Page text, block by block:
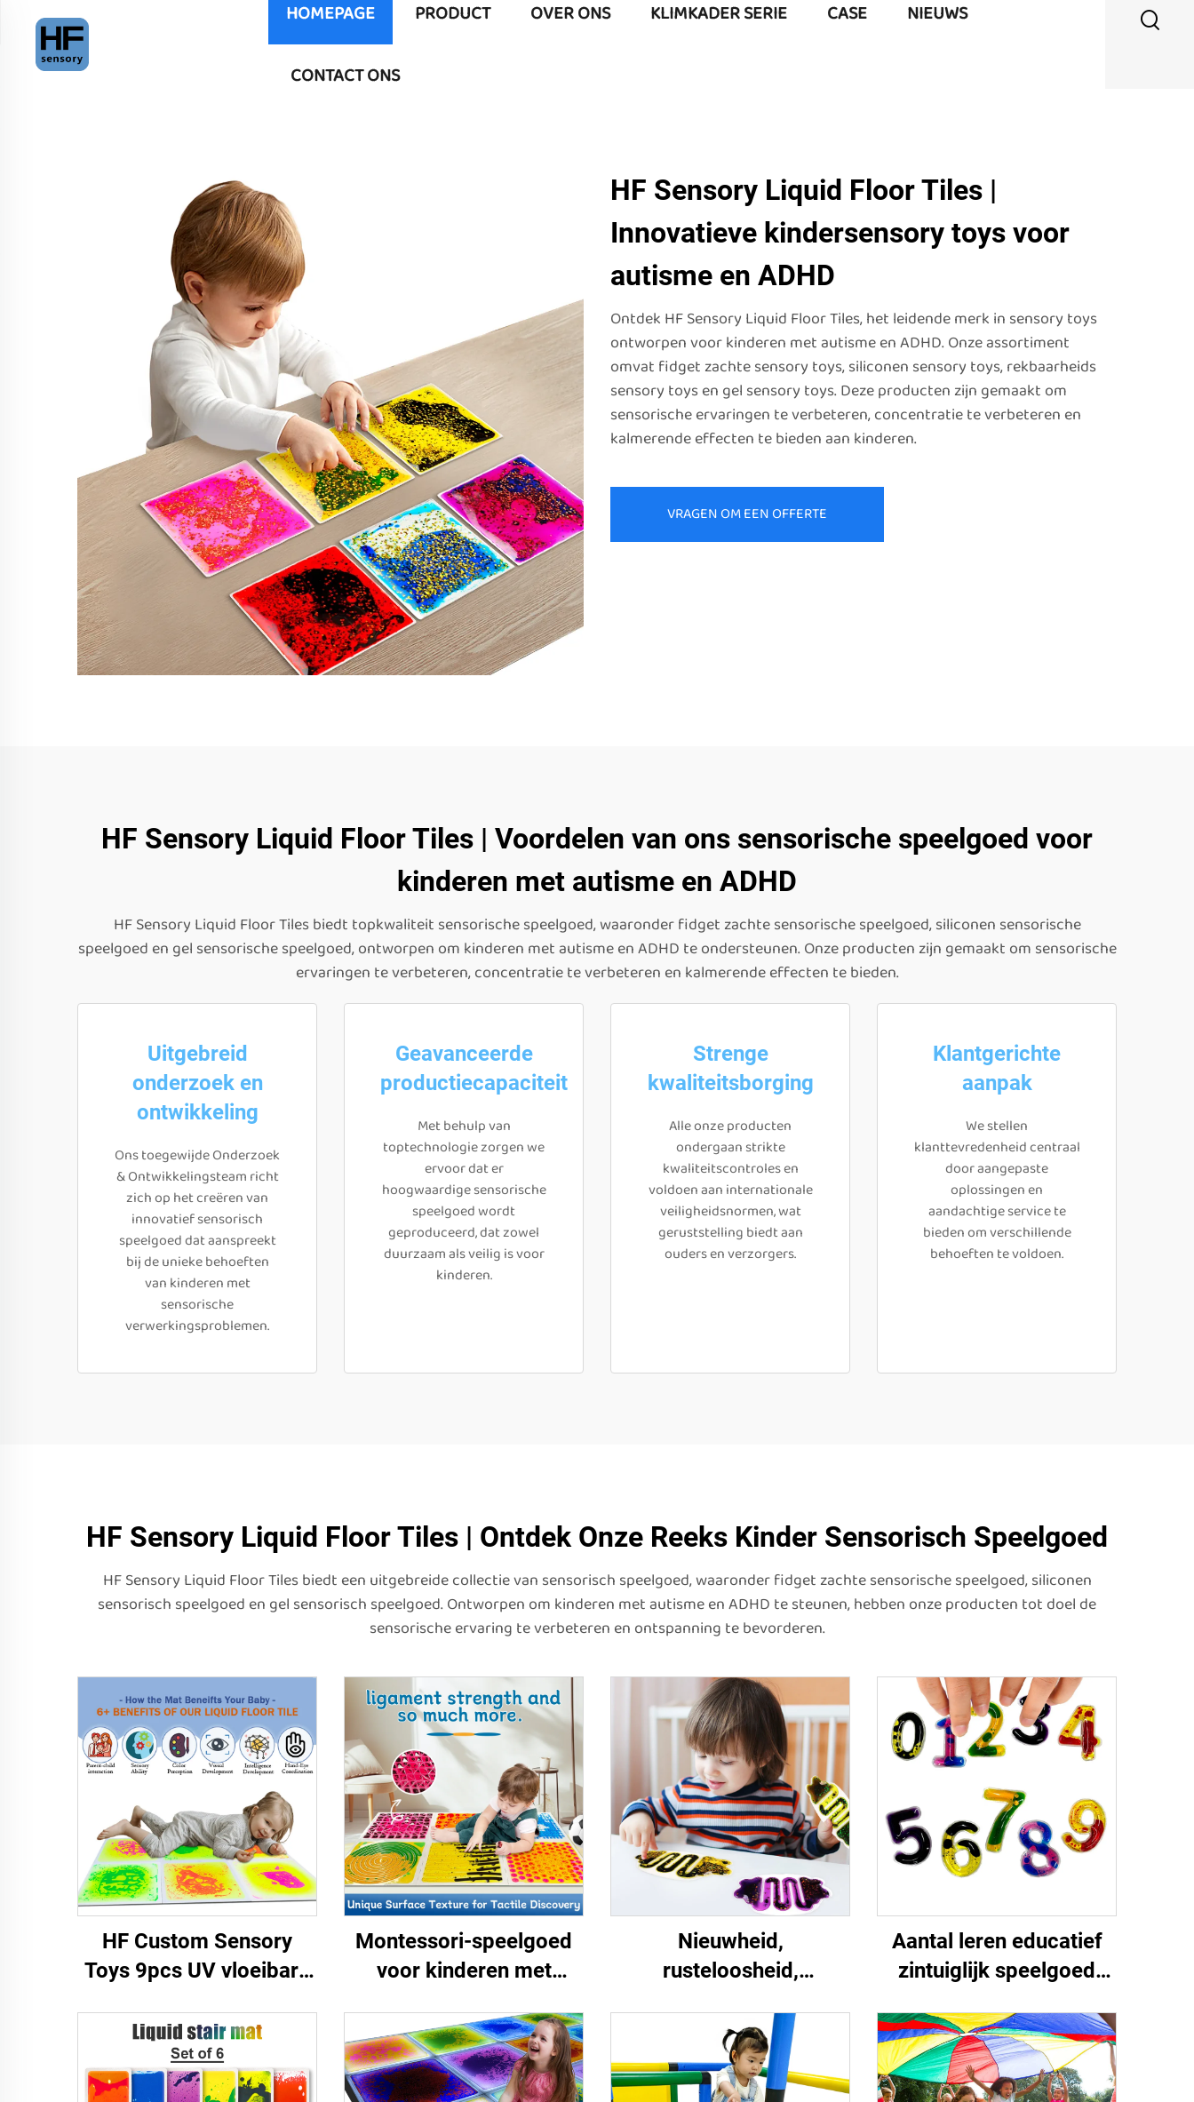
HOMEPAGE PRODUCT OVER ONS KLIMKADER SERIE CASE NIEUWS
CONTACT ONS
HF Sensory Liquid Floor Tiles |
Innovatieve kindersensory toys voor
autisme en ADHD
Ontdek HF Sensory Liquid Floor Tiles, het leidende merk in sensory toys
ontworpen voor kinderen met autisme en ADHD. Onze assortiment
omvat fidget zachte sensory toys, siliconen sensory toys, rekbaarheids
sensory toys en gel sensory toys. Deze producten zijn gemaakt om
sensorische ervaringen te verbeteren, concentratie te verbeteren en
kalmerende effecten te bieden aan kinderen.
VRAGEN OM EEN OFFERTE
HF Sensory Liquid Floor Tiles | Voordelen van ons sensorische speelgoed voor
kinderen met autisme en ADHD
HF Sensory Liquid Floor Tiles biedt topkwaliteit sensorische speelgoed, waaronder fidget zachte sensorische speelgoed, siliconen sensorische
speelgoed en gel sensorische speelgoed, ontworpen om kinderen met autisme en ADHD te ondersteunen. Onze producten zijn gemaakt om sensorische
ervaringen te verbeteren, concentratie te verbeteren en kalmerende effecten te bieden.
Uitgebreid
onderzoek en
ontwikkeling
Ons toegewijde Onderzoek
& Ontwikkelingsteam richt
zich op het creëren van
innovatief sensorisch
speelgoed dat aanspreekt
bij de unieke behoeften
van kinderen met
sensorische
verwerkingsproblemen.
Geavanceerde
productiecapaciteit
Met behulp van
toptechnologie zorgen we
ervoor dat er
hoogwaardige sensorische
speelgoed wordt
geproduceerd, dat zowel
duurzaam als veilig is voor
kinderen.
Strenge
kwaliteitsborging
Alle onze producten
ondergaan strikte
kwaliteitscontroles en
voldoen aan internationale
veiligheidsnormen, wat
geruststelling biedt aan
ouders en verzorgers.
Klantgerichte
aanpak
We stellen
klanttevredenheid centraal
door aangepaste
oplossingen en
aandachtige service te
bieden om verschillende
behoeften te voldoen.
HF Sensory Liquid Floor Tiles | Ontdek Onze Reeks Kinder Sensorisch Speelgoed
HF Sensory Liquid Floor Tiles biedt een uitgebreide collectie van sensorisch speelgoed, waaronder fidget zachte sensorische speelgoed, siliconen
sensorisch speelgoed en gel sensorisch speelgoed. Ontworpen om kinderen met autisme en ADHD te steunen, hebben onze producten tot doel de
sensorische ervaring te verbeteren en ontspanning te bevorderen.
HF Custom Sensory
Toys 9pcs UV vloeibare
sensorieke matten
sensorieke vloeibare gel
pads voor kinderen
Montessori-speelgoed
voor kinderen met
Nieuwheid,
rusteloosheid,
autisme, sensorisch
speelgoed, onder de 2
dollar, autistische
Aantal leren educatief
zintuiglijk speelgoed
speelgoed voor autisten